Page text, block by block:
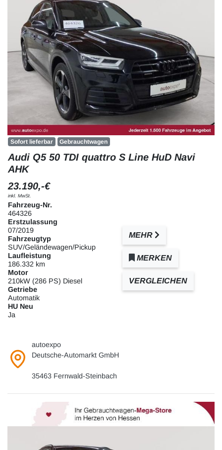
Sofort lieferbar Gebrauchtwagen
Audi Q5 50 TDI quattro S Line HuD Navi
AHK
23.190,-€
inkl. MwSt.
Fahrzeug-Nr.
464326
Erstzulassung
07/2019
Fahrzeugtyp
SUV/Geländewagen/Pickup
Laufleistung
186.332 km
Motor
210kW (286 PS) Diesel
Getriebe
Automatik
HU Neu
Ja
MEHR
MERKEN
VERGLEICHEN
autoexpo
Deutsche-Automarkt GmbH
35463 Fernwald-Steinbach